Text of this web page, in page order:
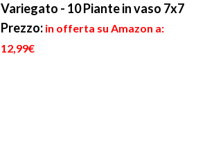
Variegato - 10 Piante in vaso 7x7
Prezzo: in offerta su Amazon a:
12,99€